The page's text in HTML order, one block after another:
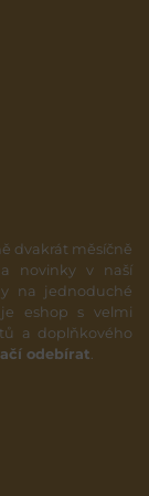
dvakrát měsíčně
novinky v naší
na jednoduché
eshop s velmi
a doplňkového
odebírat.